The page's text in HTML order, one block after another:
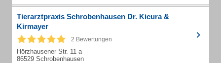
Tierarztpraxis Schrobenhausen Dr. Kicura &
Kirmayer
2 Bewertungen
Hörzhausener Str. 11 a
86529 Schrobenhausen